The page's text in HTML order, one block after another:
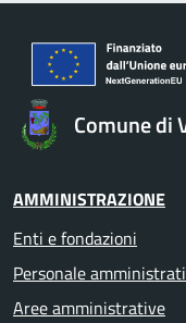
Comune di
AMMINISTRAZIONE
Enti e fondazioni
Personale
Aree amministrative